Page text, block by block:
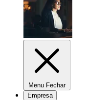
Menu Fechar
Empresa